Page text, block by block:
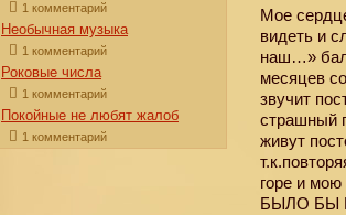
Мое
видеть и
наш…»
месяцев
звучит
страшный
живут
горе и
БЫЛО БЫ
1 комментарий
Необычная музыка
1 комментарий
Роковые числа
1 комментарий
Покойные не любят жалоб
1 комментарий